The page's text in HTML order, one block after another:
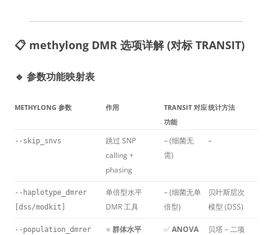
📋 methylong DMR 选项详解 (对标 TRANSIT)
🔹 参数功能映射表
METHYLONG 参数 作用
TRANSIT 对应
功能
统计方法
--skip_snvs
跳过 SNP
calling +
phasing
– (细菌无
需)
–
--haplotype_dmrer
[dss/modkit]
单倍型水平
DMR 工具
– (细菌无单
倍型)
贝叶斯层次
模型 (DSS)
--population_dmrer
⭐群体水平
✅ANOVA
贝塔 – 二项